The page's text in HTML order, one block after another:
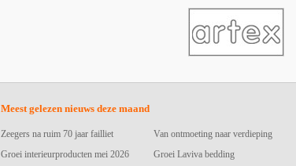
Meest gelezen nieuws deze maand
Zeegers na ruim 70 jaar failliet
Groei interieurproducten mei 2026
Van ontmoeting naar verdieping
Groei Laviva bedding